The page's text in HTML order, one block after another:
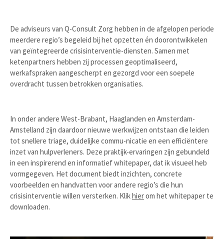
De adviseurs van Q-Consult Zorg hebben in de afgelopen periode
meerdere regio’s begeleid bij het opzetten én doorontwikkelen
van geïntegreerde crisisinterventie-diensten. Samen met
ketenpartners hebben zij processen geoptimaliseerd,
werkafspraken aangescherpt en gezorgd voor een soepele
overdracht tussen betrokken organisaties.
In onder andere West-Brabant, Haaglanden en Amsterdam-
Amstelland zijn daardoor nieuwe werkwijzen ontstaan die leiden
tot snellere triage, duidelijke commu-nicatie en een efficiëntere
inzet van hulpverleners. Deze praktijk-ervaringen zijn gebundeld
in een inspirerend en informatief whitepaper, dat ik visueel heb
vormgegeven. Het document biedt inzichten, concrete
voorbeelden en handvatten voor andere regio’s die hun
crisisinterventie willen versterken. Klikhierom het whitepaper te
downloaden.